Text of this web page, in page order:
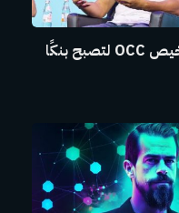
كرين تطلب ترخيص OCC لتصبح بنكًا